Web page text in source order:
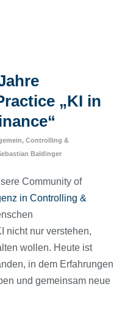
„KI in
, Controlling &
Baldinger
Community of
in Controlling &
nicht nur verstehen,
wollen. Heute ist
in dem Erfahrungen
und gemeinsam neue